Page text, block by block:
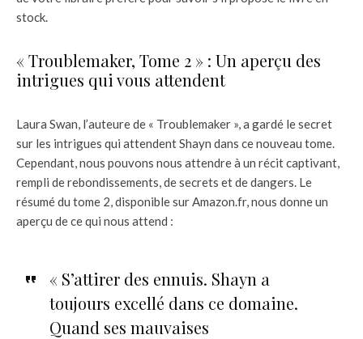
stock.
« Troublemaker, Tome 2 » : Un aperçu des
intrigues qui vous attendent
Laura Swan, l’auteure de « Troublemaker », a gardé le secret
sur les intrigues qui attendent Shayn dans ce nouveau tome.
Cependant, nous pouvons nous attendre à un récit captivant,
rempli de rebondissements, de secrets et de dangers. Le
résumé du tome 2, disponible sur Amazon.fr, nous donne un
aperçu de ce qui nous attend :
« S’attirer des ennuis. Shayn a
toujours excellé dans ce domaine.
Quand ses mauvaises